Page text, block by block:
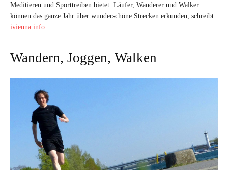
Meditieren und Sporttreiben bietet. Läufer, Wanderer und Walker
können das ganze Jahr über wunderschöne Strecken erkunden, schreibt
ivienna.info
Wandern, Joggen, Walken